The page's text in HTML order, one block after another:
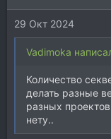
29 Окт 2024
Vadimoka
Количество
делать разные
разных
нету..